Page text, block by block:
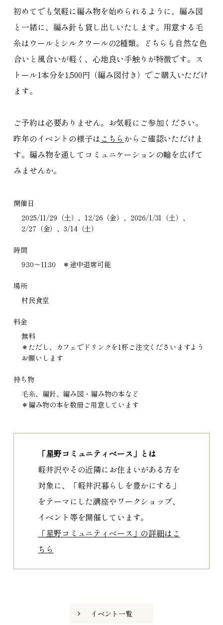
初めてでも気軽に編み物を始められるように、編み図
と一緒に、編み針も貸し出しいたします。用意する毛
糸はウールとシルクウールの2種類。どちらも自然な色
合いと風合いが軽く、心地良い手触りが特徴です。ス
トール1本分を1,500円（編み図付き）でご購入いただけ
ます。
ご予約は必要ありません。お気軽にご参加ください。
昨年のイベントの様子は こちら からご確認いただけま
す。編み物を通してコミュニケーションの輪を広げて
みませんか。
開催日
2025/11/29（土）、12/26（金）、2026/1/31（土）、
2/27（金）、3/14（土）
時間
9:30～11:30 ＊途中退席可能
場所
村民食堂
料金
無料
＊ただし、カフェでドリンクを1杯ご注文くださいますよう
お願いします
持ち物
毛糸、編針、編み図・編み物の本など
＊編み物の本を数冊ご用意しています
「星野コミュニティベース」とは
軽井沢やその近隣にお住まいがある方を
対象に、「軽井沢暮らしを豊かにする」
をテーマにした講座やワークショップ、
イベント等を開催しています。
「星野コミュニティベース」の詳細はこ
ちら
イベント一覧